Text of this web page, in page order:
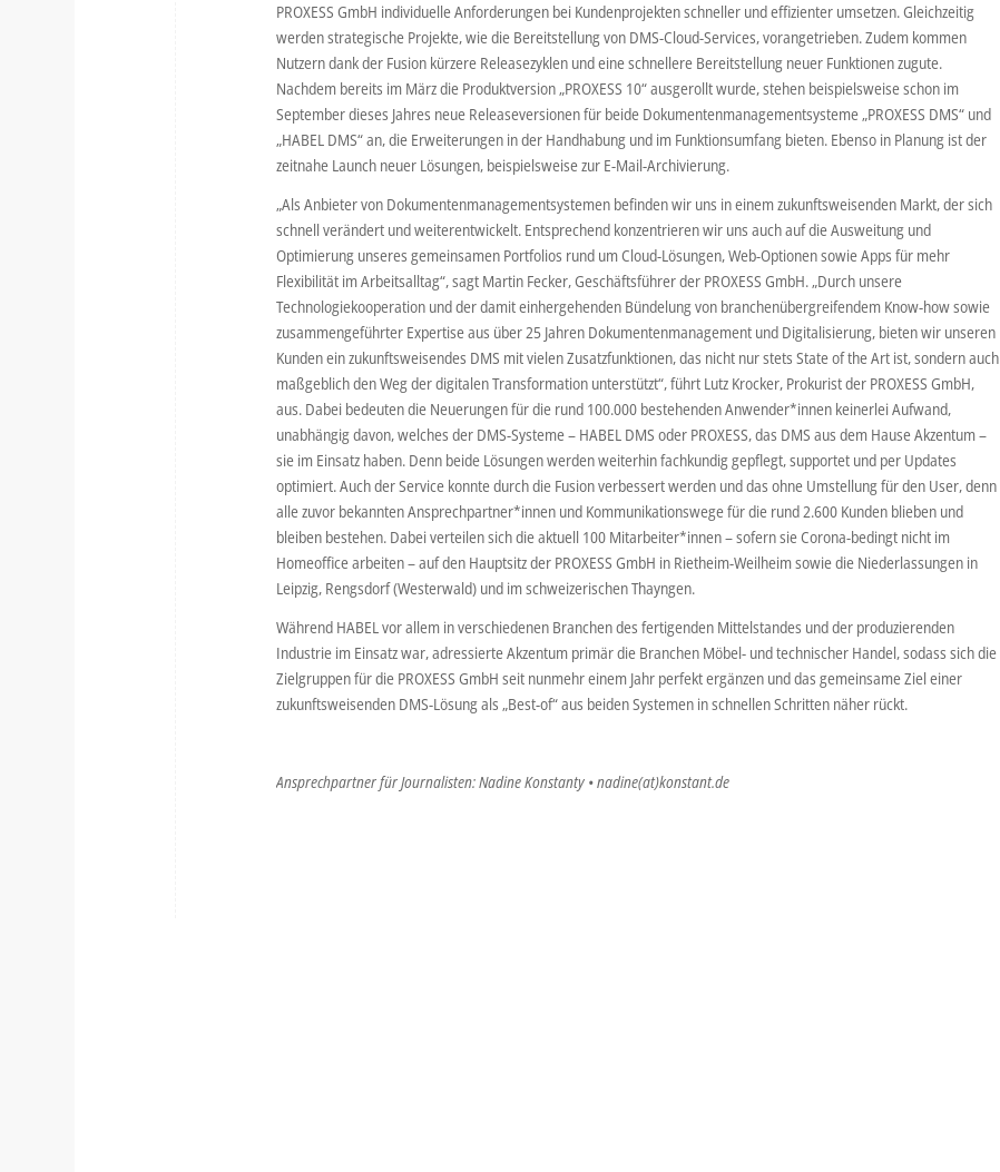
PROXESS GmbH individuelle Anforderungen bei Kundenprojekten schneller und effizienter umsetzen. Gleichzeitig
werden strategische Projekte, wie die Bereitstellung von DMS-Cloud-Services, vorangetrieben. Zudem kommen
Nutzern dank der Fusion kürzere Releasezyklen und eine schnellere Bereitstellung neuer Funktionen zugute.
Nachdem bereits im März die Produktversion „PROXESS 10“ ausgerollt wurde, stehen beispielsweise schon im
September dieses Jahres neue Releaseversionen für beide Dokumentenmanagementsysteme „PROXESS DMS“ und
„HABEL DMS“ an, die Erweiterungen in der Handhabung und im Funktionsumfang bieten. Ebenso in Planung ist der
zeitnahe Launch neuer Lösungen, beispielsweise zur E-Mail-Archivierung.
„Als Anbieter von Dokumentenmanagementsystemen befinden wir uns in einem zukunftsweisenden Markt, der sich
schnell verändert und weiterentwickelt. Entsprechend konzentrieren wir uns auch auf die Ausweitung und
Optimierung unseres gemeinsamen Portfolios rund um Cloud-Lösungen, Web-Optionen sowie Apps für mehr
Flexibilität im Arbeitsalltag“, sagt Martin Fecker, Geschäftsführer der PROXESS GmbH. „Durch unsere
Technologiekooperation und der damit einhergehenden Bündelung von branchenübergreifendem Know-how sowie
zusammengeführter Expertise aus über 25 Jahren Dokumentenmanagement und Digitalisierung, bieten wir unseren
Kunden ein zukunftsweisendes DMS mit vielen Zusatzfunktionen, das nicht nur stets State of the Art ist, sondern auch
maßgeblich den Weg der digitalen Transformation unterstützt“, führt Lutz Krocker, Prokurist der PROXESS GmbH,
aus. Dabei bedeuten die Neuerungen für die rund 100.000 bestehenden Anwender*innen keinerlei Aufwand,
unabhängig davon, welches der DMS-Systeme – HABEL DMS oder PROXESS, das DMS aus dem Hause Akzentum –
sie im Einsatz haben. Denn beide Lösungen werden weiterhin fachkundig gepflegt, supportet und per Updates
optimiert. Auch der Service konnte durch die Fusion verbessert werden und das ohne Umstellung für den User, denn
alle zuvor bekannten Ansprechpartner*innen und Kommunikationswege für die rund 2.600 Kunden blieben und
bleiben bestehen. Dabei verteilen sich die aktuell 100 Mitarbeiter*innen – sofern sie Corona-bedingt nicht im
Homeoffice arbeiten – auf den Hauptsitz der PROXESS GmbH in Rietheim-Weilheim sowie die Niederlassungen in
Leipzig, Rengsdorf (Westerwald) und im schweizerischen Thayngen.
Während HABEL vor allem in verschiedenen Branchen des fertigenden Mittelstandes und der produzierenden
Industrie im Einsatz war, adressierte Akzentum primär die Branchen Möbel- und technischer Handel, sodass sich die
Zielgruppen für die PROXESS GmbH seit nunmehr einem Jahr perfekt ergänzen und das gemeinsame Ziel einer
zukunftsweisenden DMS-Lösung als „Best-of“ aus beiden Systemen in schnellen Schritten näher rückt.
Ansprechpartner für Journalisten: Nadine Konstanty • nadine(at)konstant.de